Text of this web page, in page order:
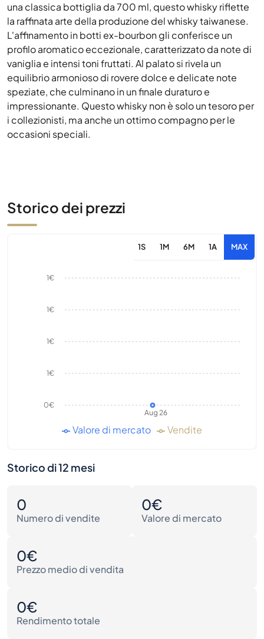
una classica bottiglia da 700 ml, questo whisky riflette
la raffinata arte della produzione del whisky taiwanese.
L'affinamento in botti ex-bourbon gli conferisce un
profilo aromatico eccezionale, caratterizzato da note di
vaniglia e intensi toni fruttati. Al palato si rivela un
equilibrio armonioso di rovere dolce e delicate note
speziate, che culminano in un finale duraturo e
impressionante. Questo whisky non è solo un tesoro per
i collezionisti, ma anche un ottimo compagno per le
occasioni speciali.
Storico dei prezzi
1S 1M 6M 1A MAX
Aug 26
0€
1€
1€
1€
1€
Valore di mercato Vendite
Storico di 12 mesi
0
Numero di vendite
0€
Valore di mercato
0€
Prezzo medio di vendita
0€
Rendimento totale